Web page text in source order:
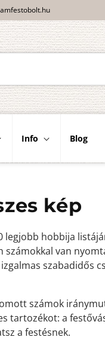
Info Blog
kép
hobbija
van
szabadidős
számok
tartozékot: a
a festésnek.